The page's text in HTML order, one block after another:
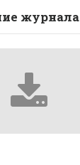
журнала